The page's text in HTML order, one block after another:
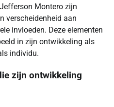
Montero zijn
verscheidenheid aan
invloeden. Deze elementen
in zijn ontwikkeling als
individu.
zijn ontwikkeling